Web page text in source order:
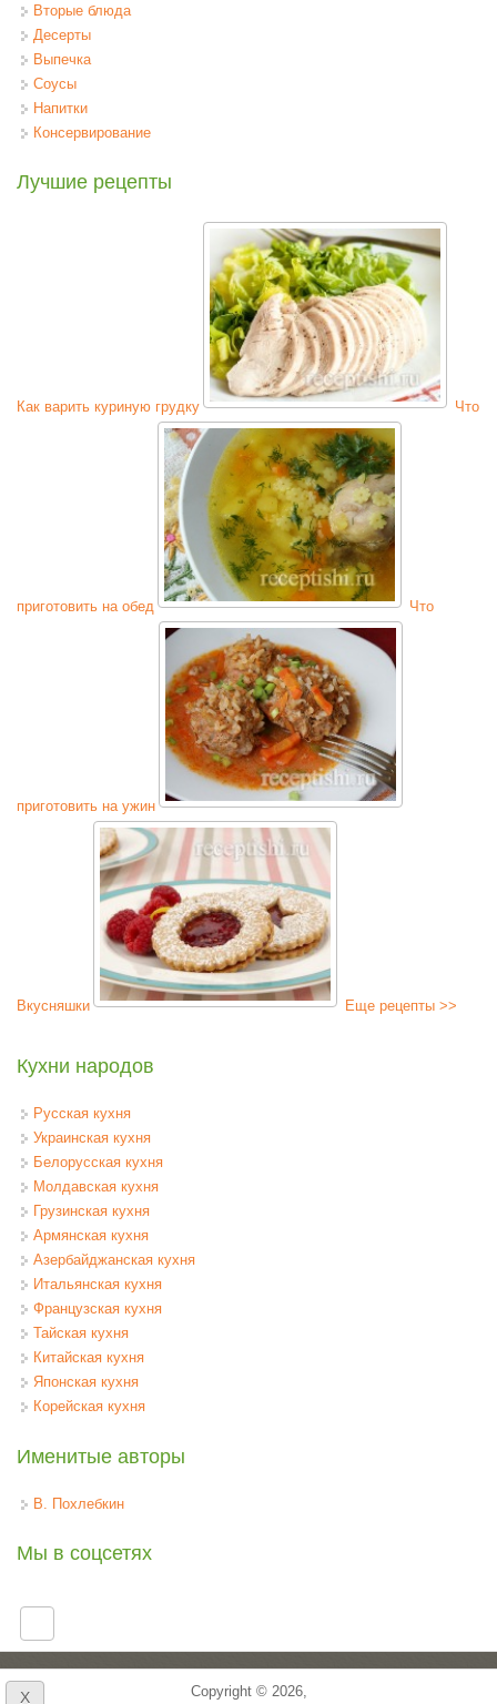
X
Вторые блюда
Десерты
Выпечка
Соусы
Напитки
Консервирование
Лучшие рецепты
Как варить куриную грудку Что
приготовить на обед Что
приготовить на ужин
Вкусняшки Еще рецепты >>
Кухни народов
Русская кухня
Украинская кухня
Белорусская кухня
Молдавская кухня
Грузинская кухня
Армянская кухня
Азербайджанская кухня
Итальянская кухня
Французская кухня
Тайская кухня
Китайская кухня
Японская кухня
Корейская кухня
Именитые авторы
В. Похлебкин
Мы в соцсетях
Copyright © 2026,